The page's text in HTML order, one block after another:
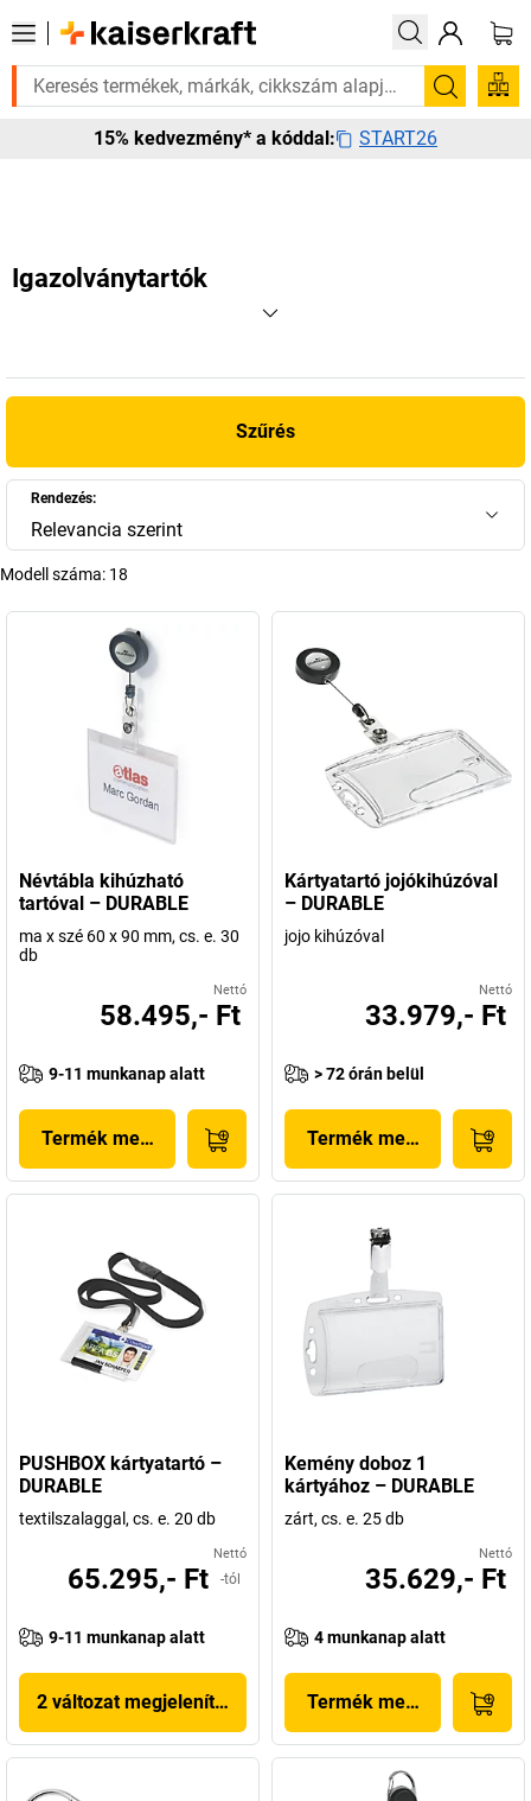
van rá? Válogatott bestseller termékeinket 3–4 munkanapon
Keresés
15% kedvezmény* a kóddal: START26
Igazolványtartók
Szűrés
Rendezés:
Relevancia szerint
Modell száma: 18
Névtábla kihúzható
tartóval – DURABLE
ma x szé 60 x 90 mm, cs. e. 30
db
Nettó
58.495,- Ft
9-11 munkanap alatt
Termék megjelenítése
Kártyatartó jojókihúzóval
– DURABLE
jojo kihúzóval
Nettó
33.979,- Ft
> 72 órán belül
Termék megjelenítése
PUSHBOX kártyatartó –
DURABLE
textilszalaggal, cs. e. 20 db
Nettó
65.295,- Ft -tól
9-11 munkanap alatt
2 változat megjelenítése
Kemény doboz 1
kártyához – DURABLE
zárt, cs. e. 25 db
Nettó
35.629,- Ft
4 munkanap alatt
Termék megjelenítése